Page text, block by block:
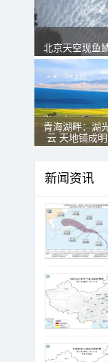
北京天空现鱼
青海湖畔：湖
云 天地铺成
新闻资讯